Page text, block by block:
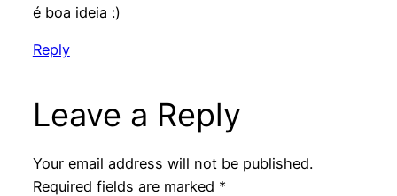
é boa ideia :)
Reply
Leave a Reply
Your email address will not be published.
Required fields are marked *